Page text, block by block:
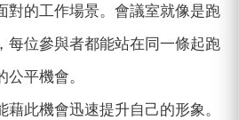
對的工作場景。會議室就像是跑
每位參與者都能站在同一條起跑
平機會。
此機會迅速提升自己的形象。